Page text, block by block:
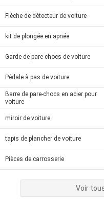
Flèche de détecteur de voiture
kit de plongée en apnée
Garde de pare-chocs de voiture
Pédale à pas de voiture
Barre de pare-chocs en acier pour
voiture
miroir de voiture
tapis de plancher de voiture
Pièces de carrosserie
Voir